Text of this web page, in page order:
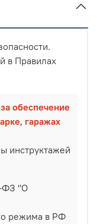
в Правилах
обеспечение
гаражах
инструктажей
ФЗ "О
режима в РФ